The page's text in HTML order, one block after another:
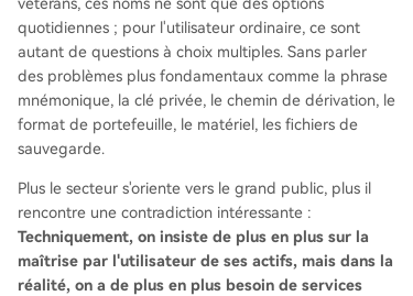
quotidiennes ; pour l'utilisateur ordinaire, ce sont
autant de questions à choix multiples. Sans parler
des problèmes plus fondamentaux comme la phrase
mnémonique, la clé privée, le chemin de dérivation, le
format de portefeuille, le matériel, les fichiers de
sauvegarde.
Plus le secteur s'oriente vers le grand public, plus il
rencontre une contradiction intéressante :
Techniquement, on insiste de plus en plus sur la
maîtrise par l'utilisateur de ses actifs, mais dans la
réalité, on a de plus en plus besoin de services